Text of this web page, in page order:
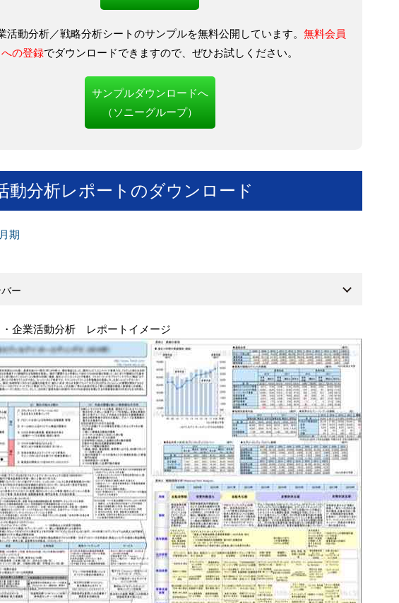
活動分析／戦略分析シートのサンプルを無料公開しています。 無料会員
への登録でダウンロードできますので、ぜひお試しください。
サンプルダウンロードへ
（ソニーグループ）
動分析レポートのダウンロード
期
ー
・企業活動分析 レポートイメージ